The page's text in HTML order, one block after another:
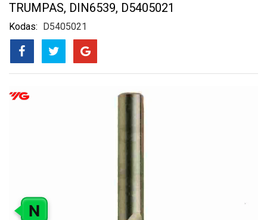
TRUMPAS, DIN6539, D5405021
Kodas D5405021
PEREITI
N